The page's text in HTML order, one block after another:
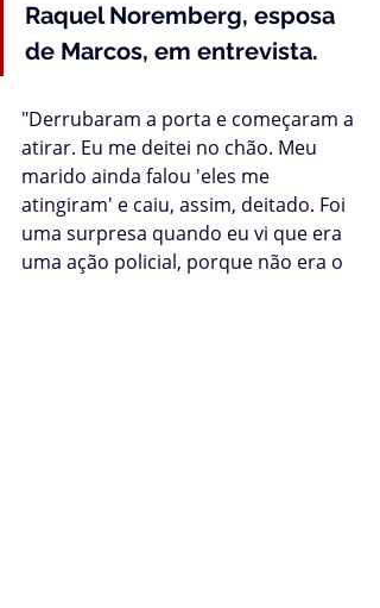
Raquel Noremberg, esposa
de Marcos, em entrevista.
"Derrubaram a porta e começaram a
atirar. Eu me deitei no chão. Meu
marido ainda falou 'eles me
atingiram' e caiu, assim, deitado. Foi
uma surpresa quando eu vi que era
uma ação policial, porque não era o